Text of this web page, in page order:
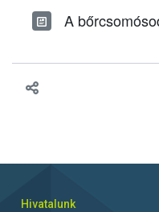
Hivatalunk